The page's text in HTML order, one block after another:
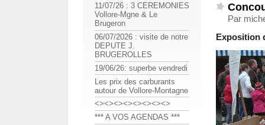
Par
Exposition
11/07/26 : 3 CEREMONIES
Vollore-Mgne & Le
Brugeron
06/07/2026 : visite de notre
DEPUTE J.
BRUGEROLLES
19/06/26: superbe vendredi
Les prix des carburants
autour de Vollore-Montagne
<><><><><><><><>
*** A VOS AGENDAS ***